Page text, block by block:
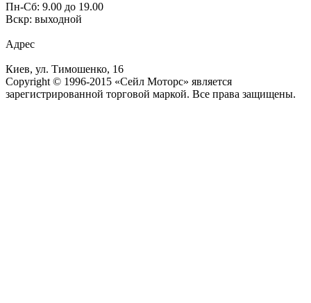
Пн-Сб: 9.00 до 19.00
Вскр: выходной
Адрес
Киев, ул. Тимошенко, 16
Copyright © 1996-2015 «Сейл Моторс» является
зарегистрированной торговой маркой. Все права защищены.